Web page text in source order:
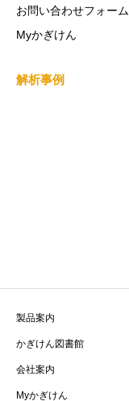
お問い合わせフォーム
Myかぎけん
解析事例
製品案内
かぎけん図書館
会社案内
Myかぎけん